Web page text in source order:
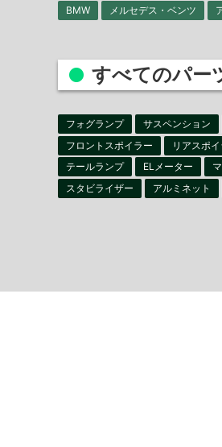
BMW
メルセデス・ベンツ
すべてのパー
フォグランプ サスペンション
フロントスポイラー
リアスポ
テールランプ
ELメーター
スタビライザー
アルミネット